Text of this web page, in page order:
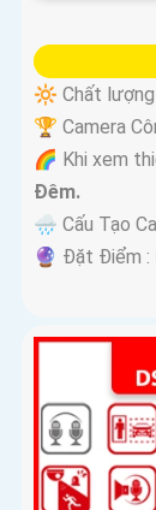
🔆 Chất lượng
🏆 Camera
🌈 Khi xem
Ðêm.
🌧️ Cấu Tạo
️🔮 Đặt Điểm :